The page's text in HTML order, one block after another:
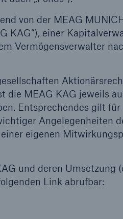
von der MEAG
KAG“), einer
Vermögensverwalter
MEAG KAG jeweils
Entsprechendes gilt
Angelegenheiten
eigenen
und deren Umsetzung
Link abrufbar:
die
bis zu